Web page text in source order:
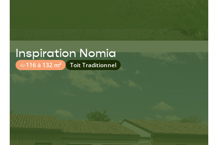
Inspiration Nomia
116 à 132 m² Toit Traditionnel